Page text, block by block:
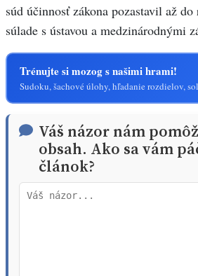
súd účinnosť zákona pozastavil až
súlade s ústavou a medzinárodnými
Trénujte si mozog s našimi hrami!
Sudoku, šachové úlohy, hľadanie rozdielov,
Váš názor nám
obsah. Ako sa vám
článok?